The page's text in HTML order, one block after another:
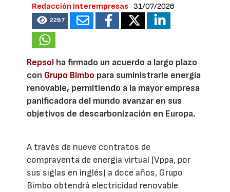
Redacción Interempresas 31/07/2026
2287
Repsol ha firmado un acuerdo a largo plazo
con Grupo Bimbo para suministrarle energía
renovable, permitiendo a la mayor empresa
panificadora del mundo avanzar en sus
objetivos de descarbonización en Europa.
A través de nueve contratos de
compraventa de energía virtual (Vppa, por
sus siglas en inglés) a doce años, Grupo
Bimbo obtendrá electricidad renovable